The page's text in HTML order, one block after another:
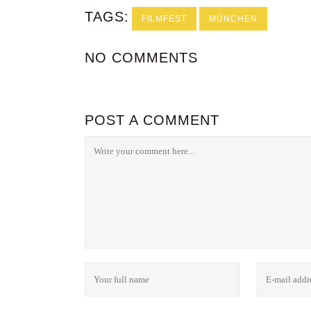
TAGS: FILMFEST MÜNCHEN
NO COMMENTS
POST A COMMENT